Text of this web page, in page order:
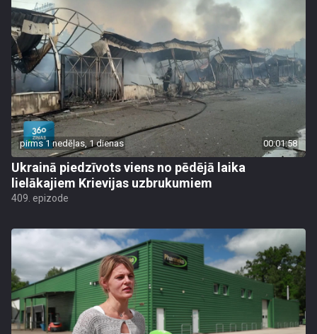
pirms 1 nedēļas, 1 dienas 00:01:58
Ukrainā piedzīvots viens no pēdējā laika
lielākajiem Krievijas uzbrukumiem
409. epizode